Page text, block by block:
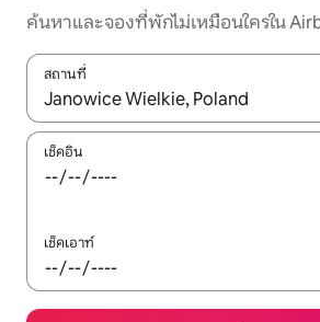
ค้นหาและจองที่พักไม่เหมือนใครใน
สถานที่
ใช้ลูกศรขึ้นลง หรือใช้การสัมผัสหรือปัด เพื่
เช็คอิน
เช็คเอาท์